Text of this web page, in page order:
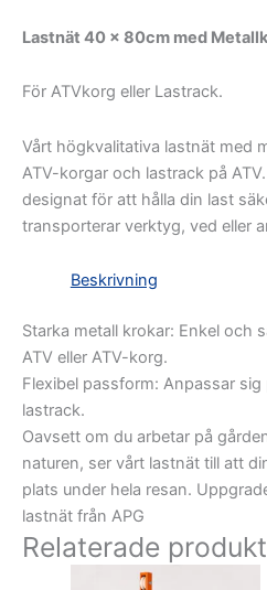
Lastnät 40 x 80cm med
För ATVkorg eller Lastrack.
Vårt högkvalitativa lastnät med
ATV-korgar och lastrack på
designat för att hålla din last
transporterar verktyg, ved eller
Beskrivning
Starka metall krokar: Enkel och
ATV eller ATV-korg.
Flexibel passform: Anpassar
lastrack.
Oavsett om du arbetar på
naturen, ser vårt lastnät till att
plats under hela resan.
lastnät från APG
Relaterade